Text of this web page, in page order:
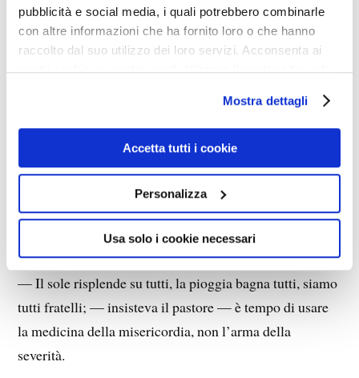
pubblicità e social media, i quali potrebbero combinarle
con altre informazioni che ha fornito loro o che hanno
raccolto dal suo utilizzo dei loro servizi. Acconsenta ai
nostri cookie se continua ad utilizzare il nostro sito web.
Mostra dettagli
Accetta tutti i cookie
Personalizza
Usa solo i cookie necessari
— I tempi — insinuava un quarto — sono maturi per un
nuovo spirito di fratellanza. —
— Vedrei che non succederà nulla, — prometteva un
Ma quello era un cane refrattario alle chiacchiere:
rispose con un ringhio e si mise a guardarsi intorno per
vedere se c’erano altri cani che la pensavano come lui.
— Il sole risplende su tutti, la pioggia bagna tutti, siamo
tutti fratelli; — insisteva il pastore — è tempo di usare
la medicina della misericordia, non l’arma della
severità.